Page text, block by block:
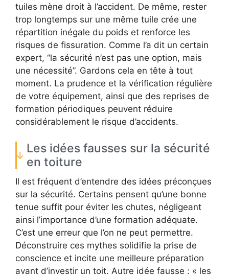
tuiles mène droit à l’accident. De même, rester
trop longtemps sur une même tuile crée une
répartition inégale du poids et renforce les
risques de fissuration. Comme l’a dit un certain
expert, “la sécurité n’est pas une option, mais
une nécessité”. Gardons cela en tête à tout
moment. La prudence et la vérification régulière
de votre équipement, ainsi que des reprises de
formation périodiques peuvent réduire
considérablement le risque d’accidents.
Les idées fausses sur la sécurité
en toiture
Il est fréquent d’entendre des idées préconçues
sur la sécurité. Certains pensent qu’une bonne
tenue suffit pour éviter les chutes, négligeant
ainsi l’importance d’une formation adéquate.
C’est une erreur que l’on ne peut permettre.
Déconstruire ces mythes solidifie la prise de
conscience et incite une meilleure préparation
avant d’investir un toit. Autre idée fausse : « les